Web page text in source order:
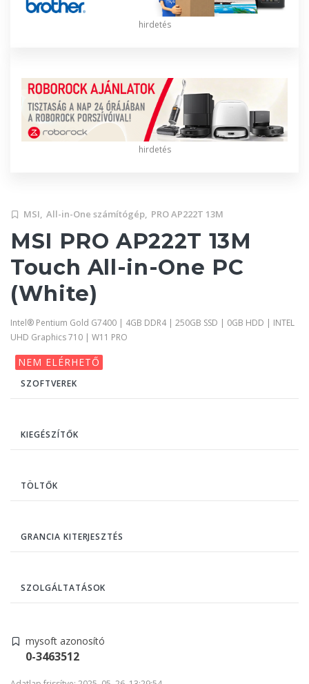
hirdetés
hirdetés
MSI, All-in-One számítógép, PRO AP222T 13M
MSI PRO AP222T 13M
Touch All-in-One PC
(White)
Intel® Pentium Gold G7400 | 4GB DDR4 | 250GB SSD | 0GB HDD | INTEL
UHD Graphics 710 | W11 PRO
NEM ELÉRHETŐ
SZOFTVEREK
KIEGÉSZÍTŐK
TÖLTŐK
GRANCIA KITERJESZTÉS
SZOLGÁLTATÁSOK
mysoft azonosító
0-3463512